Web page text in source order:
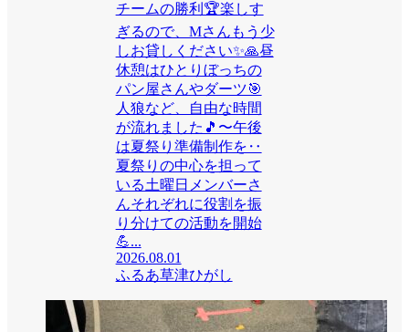
チームの勝利🏆楽しす
ぎるので、Mさんもう少
しお貸しください✨🙏昼
休憩はひとりぼっちの
パン屋さんやダーツ🎯
人狼など、自由な時間
が流れました🎵〜午後
は夏祭り準備制作を‥
夏祭りの中心を担って
いる土曜日メンバーさ
んそれぞれに役割を振
り分けての活動を開始
💪...
2026.08.01
ふるあ草津ひがし